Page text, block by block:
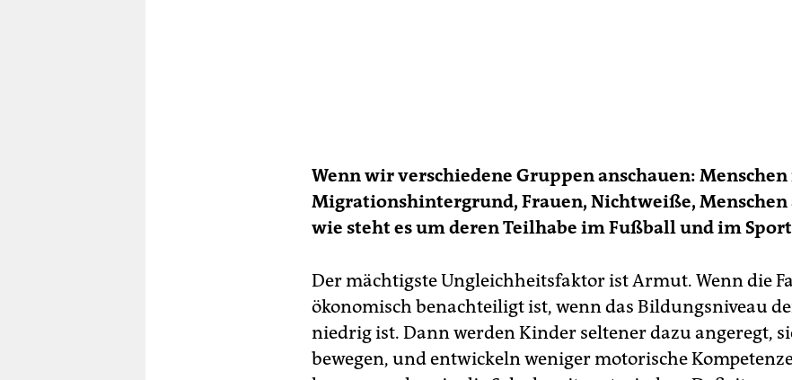
Wenn wir verschiedene Gruppen anschauen:
Migrationshintergrund, Frauen, Nichtweiße, Menschen
wie steht es um deren Teilhabe im Fußball und im
Der mächtigste Ungleichheitsfaktor ist Armut. Wenn die
ökonomisch benachteiligt ist, wenn das Bildungsniveau
niedrig ist. Dann werden Kinder seltener dazu angeregt,
bewegen, und entwickeln weniger motorische